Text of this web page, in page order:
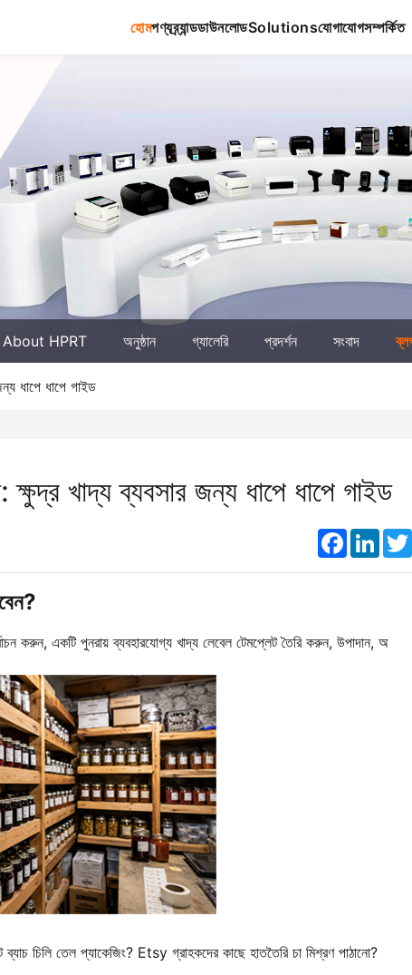
হোমপণ্যব্র্যান্ডডাউনলোডSolutionsযোগাযোগসম্পর্কিত
About HPRT অনুষ্ঠান গ্যালেরি প্রদর্শন সংবাদ
ধাপে ধাপে গাইড
ক্ষুদ্র খাদ্য ব্যবসার জন্য ধাপে ধাপে গাইড
Facebook
করুন, একটি পুনরায় ব্যবহারযোগ্য খাদ্য লেবেল টেমপ্লেট তৈরি করুন, উপাদান, অ
চিলি তেল প্যাকেজিং? Etsy গ্রাহকদের কাছে হাততৈরি চা মিশ্রণ পাঠানো?